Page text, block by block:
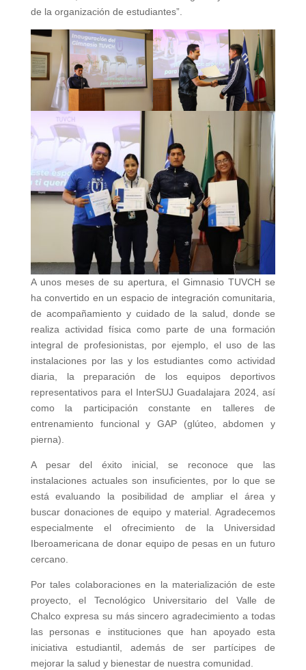
de la organización de estudiantes”.
A unos meses de su apertura, el Gimnasio TUVCH se
ha convertido en un espacio de integración comunitaria,
de acompañamiento y cuidado de la salud, donde se
realiza actividad física como parte de una formación
integral de profesionistas, por ejemplo, el uso de las
instalaciones por las y los estudiantes como actividad
diaria, la preparación de los equipos deportivos
representativos para el InterSUJ Guadalajara 2024, así
como la participación constante en talleres de
entrenamiento funcional y GAP (glúteo, abdomen y
pierna).
A pesar del éxito inicial, se reconoce que las
instalaciones actuales son insuficientes, por lo que se
está evaluando la posibilidad de ampliar el área y
buscar donaciones de equipo y material. Agradecemos
especialmente el ofrecimiento de la Universidad
Iberoamericana de donar equipo de pesas en un futuro
cercano.
Por tales colaboraciones en la materialización de este
proyecto, el Tecnológico Universitario del Valle de
Chalco expresa su más sincero agradecimiento a todas
las personas e instituciones que han apoyado esta
iniciativa estudiantil, además de ser partícipes de
mejorar la salud y bienestar de nuestra comunidad.